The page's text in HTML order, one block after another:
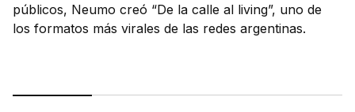
públicos, Neumo creó “De la calle al living”, uno de
los formatos más virales de las redes argentinas.